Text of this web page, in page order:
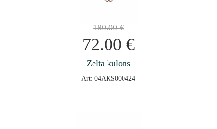
180.00€
72.00 €
Zelta kulons
Art: 04AKS000424